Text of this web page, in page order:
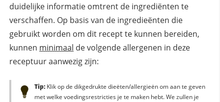
duidelijke informatie omtrent de ingrediënten te
verschaffen. Op basis van de ingredieënten die
gebruikt worden om dit recept te kunnen bereiden,
kunnen minimaal de volgende allergenen in deze
receptuur aanwezig zijn:
Tip:Klik op de dikgedrukte dieëten/allergieën om aan te geven
met welke voedingsrestricties je te maken hebt. We zullen je